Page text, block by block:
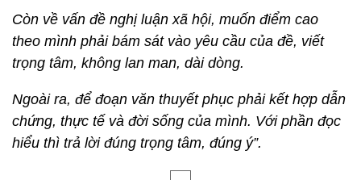
Còn về vấn đề nghị luận xã hội, muốn điểm cao
theo mình phải bám sát vào yêu cầu của đề, viết
trọng tâm, không lan man, dài dòng.
Ngoài ra, để đoạn văn thuyết phục phải kết hợp dẫn
chứng, thực tế và đời sống của mình. Với phần đọc
hiểu thì trả lời đúng trọng tâm, đúng ý”.